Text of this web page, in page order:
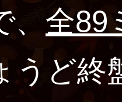
全89
うど終